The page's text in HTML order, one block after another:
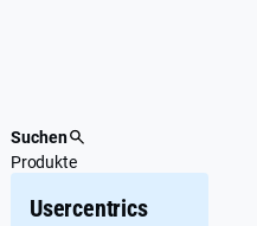
Suchen
Produkte
Usercentrics